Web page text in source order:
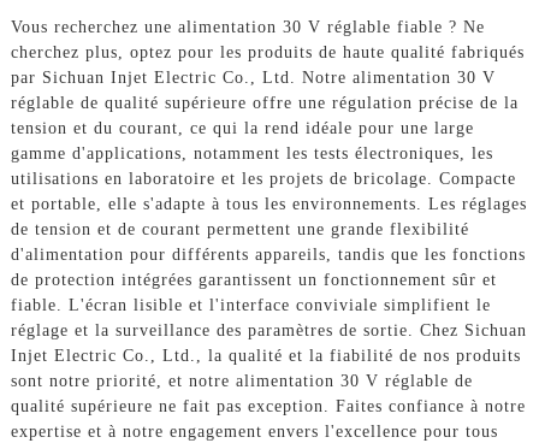
Vous recherchez une alimentation 30 V réglable fiable ? Ne
cherchez plus, optez pour les produits de haute qualité fabriqués
par Sichuan Injet Electric Co., Ltd. Notre alimentation 30 V
réglable de qualité supérieure offre une régulation précise de la
tension et du courant, ce qui la rend idéale pour une large
gamme d'applications, notamment les tests électroniques, les
utilisations en laboratoire et les projets de bricolage. Compacte
et portable, elle s'adapte à tous les environnements. Les réglages
de tension et de courant permettent une grande flexibilité
d'alimentation pour différents appareils, tandis que les fonctions
de protection intégrées garantissent un fonctionnement sûr et
fiable. L'écran lisible et l'interface conviviale simplifient le
réglage et la surveillance des paramètres de sortie. Chez Sichuan
Injet Electric Co., Ltd., la qualité et la fiabilité de nos produits
sont notre priorité, et notre alimentation 30 V réglable de
qualité supérieure ne fait pas exception. Faites confiance à notre
expertise et à notre engagement envers l'excellence pour tous